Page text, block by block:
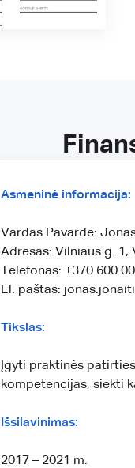
Asmeninė informacija:
Vardas Pavardė:
Adresas: Vilniaus g. 1,
Telefonas: +370 600
El. paštas:
Tikslas:
Įgyti praktinės
kompetencijas, siekti
Išsilavinimas:
2017 – 2021 m.